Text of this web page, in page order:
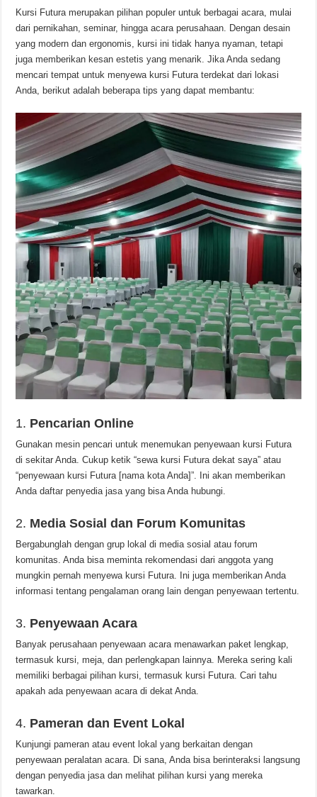
Kursi Futura merupakan pilihan populer untuk berbagai acara, mulai
dari pernikahan, seminar, hingga acara perusahaan. Dengan desain
yang modern dan ergonomis, kursi ini tidak hanya nyaman, tetapi
juga memberikan kesan estetis yang menarik. Jika Anda sedang
mencari tempat untuk menyewa kursi Futura terdekat dari lokasi
Anda, berikut adalah beberapa tips yang dapat membantu:
1. Pencarian Online
Gunakan mesin pencari untuk menemukan penyewaan kursi Futura
di sekitar Anda. Cukup ketik “sewa kursi Futura dekat saya” atau
“penyewaan kursi Futura [nama kota Anda]”. Ini akan memberikan
Anda daftar penyedia jasa yang bisa Anda hubungi.
2. Media Sosial dan Forum Komunitas
Bergabunglah dengan grup lokal di media sosial atau forum
komunitas. Anda bisa meminta rekomendasi dari anggota yang
mungkin pernah menyewa kursi Futura. Ini juga memberikan Anda
informasi tentang pengalaman orang lain dengan penyewaan tertentu.
3. Penyewaan Acara
Banyak perusahaan penyewaan acara menawarkan paket lengkap,
termasuk kursi, meja, dan perlengkapan lainnya. Mereka sering kali
memiliki berbagai pilihan kursi, termasuk kursi Futura. Cari tahu
apakah ada penyewaan acara di dekat Anda.
4. Pameran dan Event Lokal
Kunjungi pameran atau event lokal yang berkaitan dengan
penyewaan peralatan acara. Di sana, Anda bisa berinteraksi langsung
dengan penyedia jasa dan melihat pilihan kursi yang mereka
tawarkan.